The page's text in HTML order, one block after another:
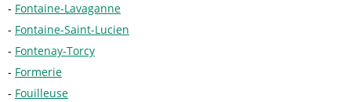
Fontaine-Lavaganne
Fontaine-Saint-Lucien
Fontenay-Torcy
Formerie
Fouilleuse